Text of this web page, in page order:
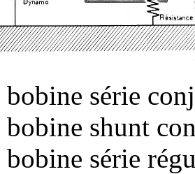
bobine série
bobine shunt
bobine série